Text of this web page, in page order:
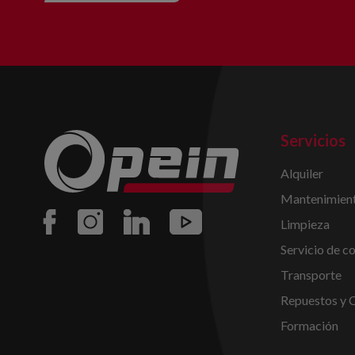
Servicios
Alquiler
Limpieza
Servicio de
Transporte
Repuestos y
Formación